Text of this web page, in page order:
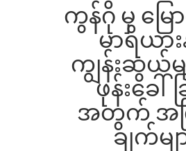
ကွန်ဂို မှ မြေ
မာရိယား
ကျွန်းဆွယ်မ
ဖုန်းခေါ်ခ
အတွက် အက
ချက်မျ